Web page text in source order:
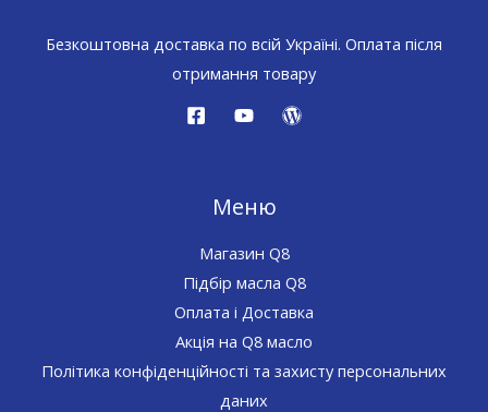
Безкоштовна доставка по всій Україні. Оплата після
отримання товару
Меню
Магазин Q8
Підбір масла Q8
Оплата і Доставка
Акція на Q8 масло
Політика конфіденційності та захисту персональних
даних